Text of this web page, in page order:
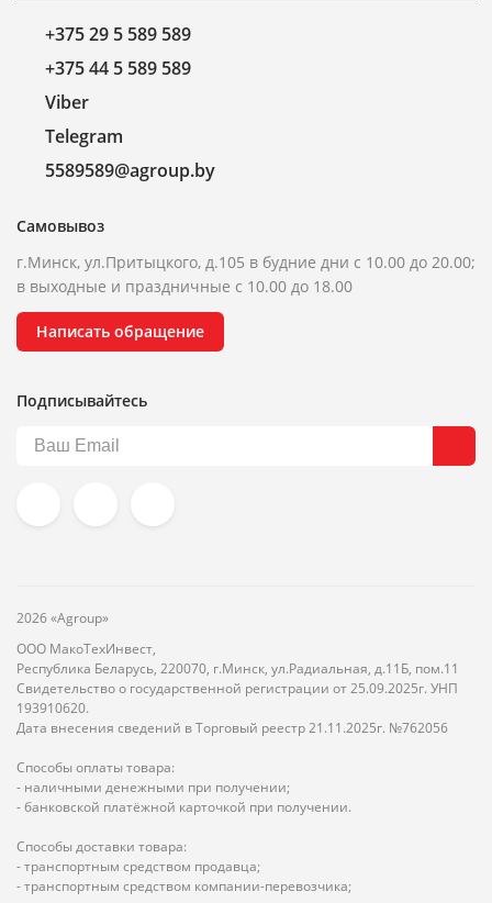
+375 29 5 589 589
+375 44 5 589 589
Viber
Telegram
5589589@agroup.by
Самовывоз
г.Минск, ул.Притыцкого, д.105 в будние дни с 10.00 до 20.00;
в выходные и праздничные с 10.00 до 18.00
Написать обращение
Подписывайтесь
2026 «Agroup»
ООО МакоТехИнвест,
Республика Беларусь, 220070, г.Минск, ул.Радиальная, д.11Б, пом.11
Свидетельство о государственной регистрации от 25.09.2025г. УНП
193910620.
Дата внесения сведений в Торговый реестр 21.11.2025г. №762056
Способы оплаты товара:
- наличными денежными при получении;
- банковской платёжной карточкой при получении.
Способы доставки товара:
- транспортным средством продавца;
- транспортным средством компании-перевозчика;